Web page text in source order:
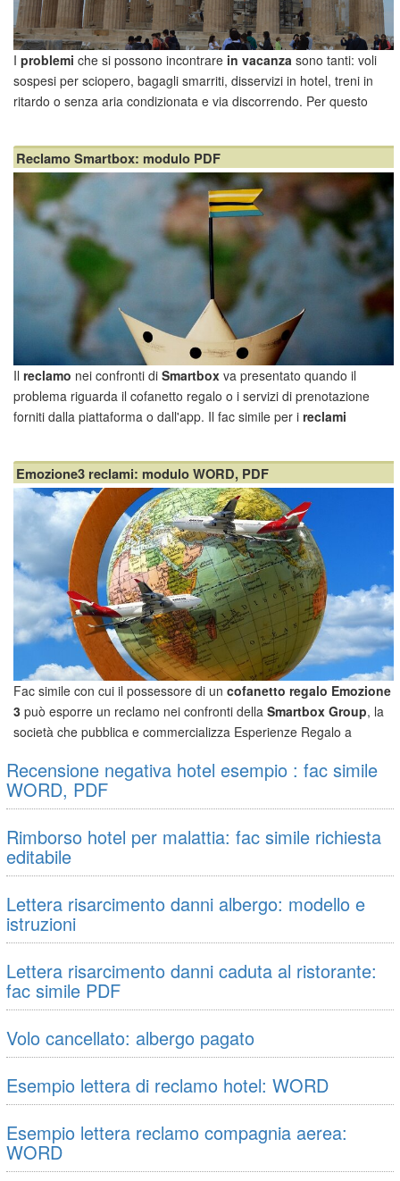
Iproblemi che si possono incontrare in vacanza sono tanti: voli
sospesi per sciopero, bagagli smarriti, disservizi in hotel, treni in
ritardo o senza aria condizionata e via discorrendo. Per questo
diritti, così da adeguare il proprio comportamento a seconda
dell'occasione e non lasciarsi cogliere impreparati.
Reclamo Smartbox: modulo PDF
Ilreclamo nei confronti diSmartbox va presentato quando il
problema riguarda il cofanetto regalo o i servizi di prenotazione
forniti dalla piattaforma o dall'app. Il fac simile per ireclami
Reclamo Smartbox: quando è possibile inoltrarlo
Per i...
Emozione3 reclami: modulo WORD, PDF
Fac simile con cui il possessore di uncofanetto regalo Emozione
3 può esporre un reclamo nei confronti dellaSmartbox Group, la
società che pubblica e commercializza Esperienze Regalo a
Quando si può reclamare nei confronti di Emozione3?
Smartbox risponde ...
Recensione negativa hotel esempio : fac simile
WORD, PDF
Rimborso hotel per malattia: fac simile richiesta
editabile
Lettera risarcimento danni albergo: modello e
istruzioni
Lettera risarcimento danni caduta al ristorante:
fac simile PDF
Volo cancellato: albergo pagato
Esempio lettera di reclamo hotel: WORD
Esempio lettera reclamo compagnia aerea:
WORD